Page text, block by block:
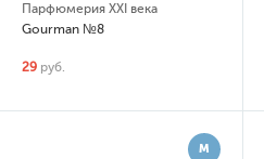
Парфюмерия XXI века
Gourman №8
29 руб.
М